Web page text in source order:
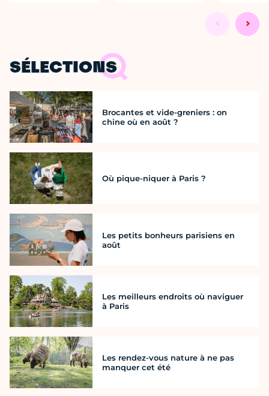
SÉLECTIONS
Brocantes et vide-greniers : on
chine où en août ?
Où pique-niquer à Paris ?
Les petits bonheurs parisiens en
août
Les meilleurs endroits où naviguer
à Paris
Les rendez-vous nature à ne pas
manquer cet été